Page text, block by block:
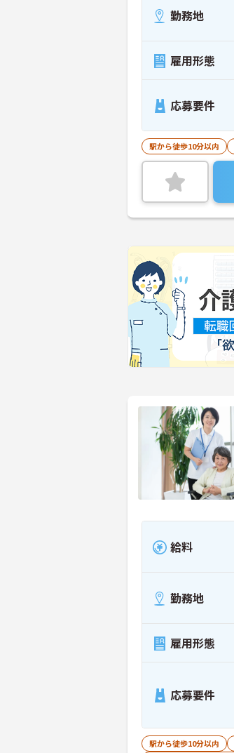
勤務地
雇用形態
応募要件
駅から徒歩10分以内
給料
勤務地
雇用形態
応募要件
駅から徒歩10分以内